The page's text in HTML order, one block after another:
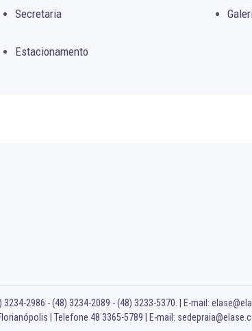
Secretaria
Estacionamento
2986 - (48) 3234-2089 - (48) 3233-5370. | E-mail:
| Telefone 48 3365-5789 | E-mail: